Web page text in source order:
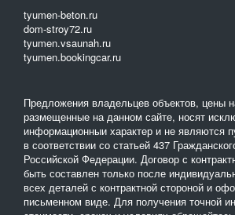
tyumen-beton.ru
dom-stroy72.ru
tyumen.vsaunah.ru
tyumen.bookingcar.ru
Предложения владельцев объектов, цены
размещенные на данном сайте, носят
информационныи характер и не являются
в соответствии со статьей 437
Российской Федерации. Договор с
быть составлен только после
всех деталей с контрактной стороной и
письменном виде. Для получения точной